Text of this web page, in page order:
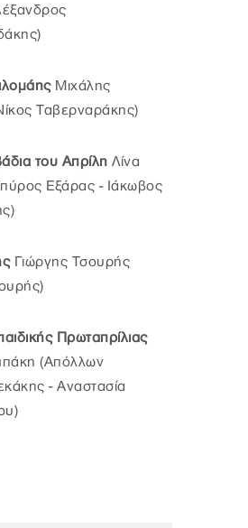
Μιχάλης
Ταβερναράκης)
του Απρίλη Λίνα
Εξάρας - Ιάκωβος
Γιώργης Τσουρής
Πρωταπρίλιας
(Απόλλων
- Αναστασία